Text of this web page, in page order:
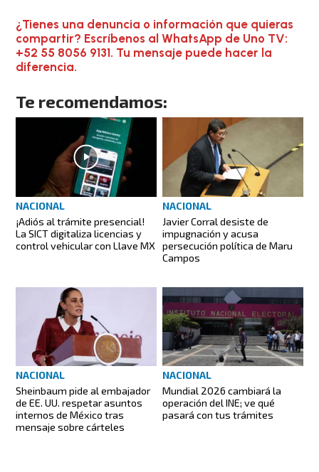
¿Tienes una denuncia o información que quieras
compartir? Escríbenos al WhatsApp de Uno TV:
+52 55 8056 9131. Tu mensaje puede hacer la
diferencia.
Te recomendamos:
NACIONAL
¡Adiós al trámite presencial!
La SICT digitaliza licencias y
control vehicular con Llave MX
NACIONAL
Javier Corral desiste de
impugnación y acusa
persecución política de Maru
Campos
NACIONAL
Sheinbaum pide al embajador
de EE. UU. respetar asuntos
internos de México tras
mensaje sobre cárteles
NACIONAL
Mundial 2026 cambiará la
operación del INE; ve qué
pasará con tus trámites